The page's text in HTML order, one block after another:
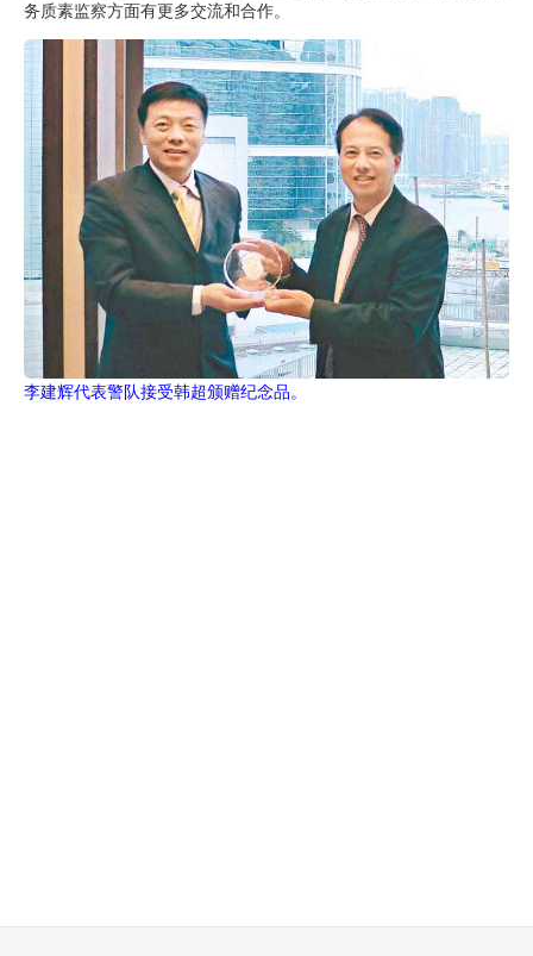
务质素监察方面有更多交流和合作。
李建辉代表警队接受韩超颁赠纪念品。